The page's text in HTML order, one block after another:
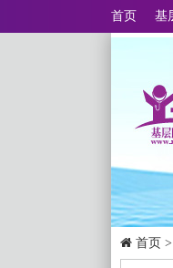
首页 基
首页 >